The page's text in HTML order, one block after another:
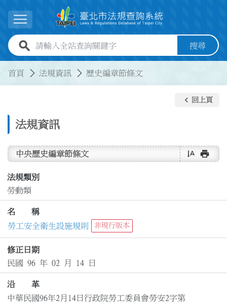
展開選單
全站查詢關鍵字欄位 搜尋
首頁 法規資訊 歷史編章節條文
法規資訊
keyboard_arrow_left 回上頁
中央歷史編章節條文 text_rotate_vertical print
法規類別
勞動類
名 稱
勞工安全衛生設施規則
非現行版本
修正日期
民國 96 年 02 月 14 日
沿 革
中華民國96年2月14日行政院勞工委員會勞安2字第